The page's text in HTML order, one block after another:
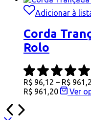
Adicionar à
Corda
Rolo
R$ 96,12 – R$
R$ 961,20
Ver